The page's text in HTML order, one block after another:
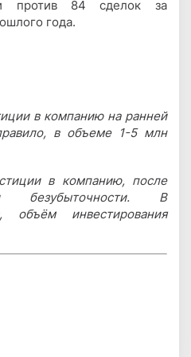
против 84 сделок за
года.
в компанию на ранней
в объеме 1-5 млн
в компанию, после
безубыточности. В
объём инвестирования